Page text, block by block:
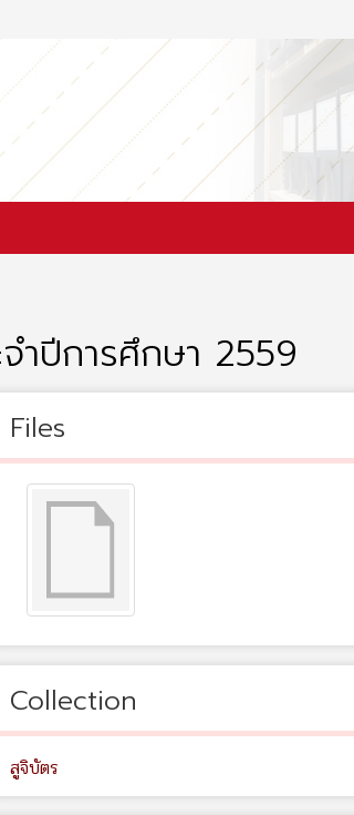
ปีการศึกษา 2559
Files
Collection
สูจิบัตร